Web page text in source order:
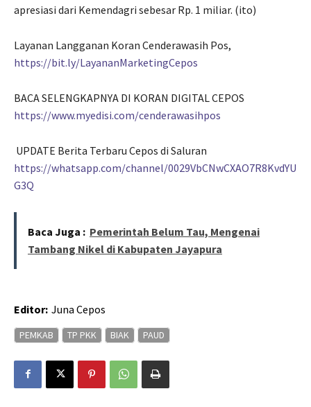
apresiasi dari Kemendagri sebesar Rp. 1 miliar. (ito)
Layanan Langganan Koran Cenderawasih Pos,
https://bit.ly/LayananMarketingCepos
BACA SELENGKAPNYA DI KORAN DIGITAL CEPOS
https://www.myedisi.com/cenderawasihpos
UPDATE Berita Terbaru Cepos di Saluran
https://whatsapp.com/channel/0029VbCNwCXAO7R8KvdYU
G3Q
Baca Juga : Pemerintah Belum Tau, Mengenai
Tambang Nikel di Kabupaten Jayapura
Editor: Juna Cepos
PEMKAB TP PKK BIAK PAUD